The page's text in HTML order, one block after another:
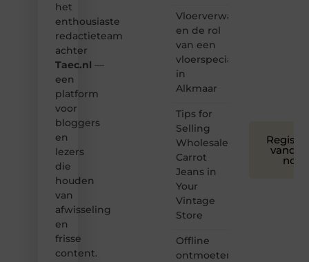
het
enthousiaste
redactieteam
achter
Taec.nl —
een
platform
voor
bloggers
en
lezers
die
houden
van
afwisseling
en
frisse
content.
Vloerverwarming
en de rol
van een
vloerspecialist
in
Alkmaar
Tips for
Selling
Wholesale
Carrot
Jeans in
Your
Vintage
Store
Offline
ontmoeten
nog